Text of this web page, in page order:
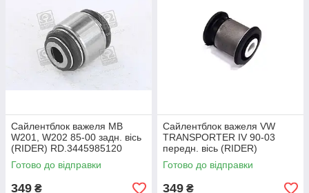
Сайлентблок важеля MB
W201, W202 85-00 задн. вісь
(RIDER) RD.3445985120
Готово до відправки
349 ₴
Сайлентблок важеля VW
TRANSPORTER IV 90-03
передн. вісь (RIDER)
RD.3445985444
Готово до відправки
349 ₴